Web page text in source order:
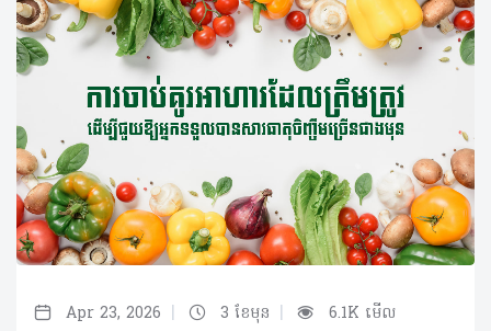
Apr 23, 2026 | 3 ខែមុន | 6.1K មើល